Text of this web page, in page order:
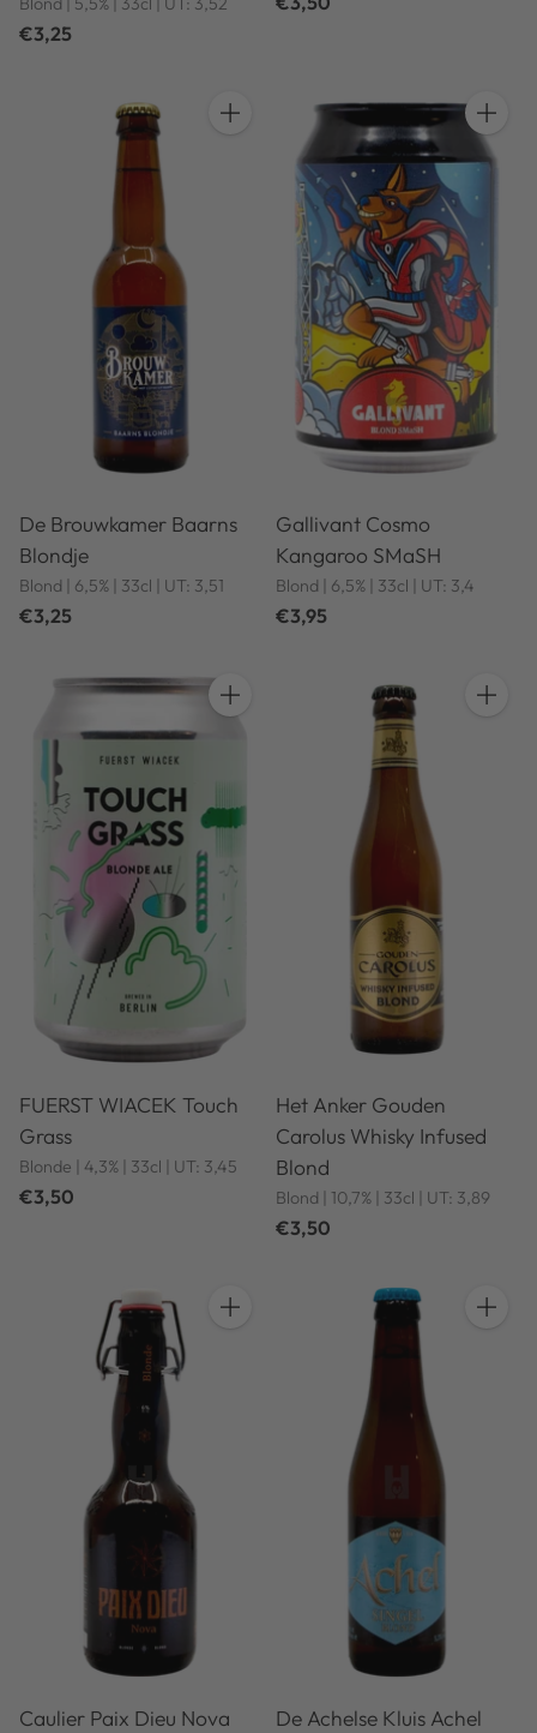
€3,25
De Brouwkamer Baarns
Blondje
Blond | 6,5% | 33cl | UT: 3,51
€3,25
Anzahl
Gallivant Cosmo
Kangaroo SMaSH
Blond | 6,5% | 33cl | UT: 3,4
€3,95
Anzahl
FUERST WIACEK Touch
Grass
Blonde | 4,3% | 33cl | UT: 3,45
€3,50
Het Anker Gouden
Carolus Whisky Infused
Blond
Blond | 10,7% | 33cl | UT: 3,89
€3,50
Caulier Paix Dieu Nova
De Achelse Kluis Achel